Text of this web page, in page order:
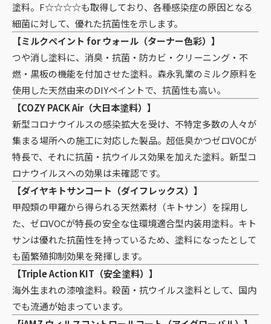
塗料。F☆☆☆☆も取得しており、各種感染症の原因となる
細菌に対して、優れた抗菌性を示します。
【ミルクペイント for ウォール（ターナー色彩）】
つや消し塗料に、消臭・抗菌・防カビ・クリーニング・不
燃・黒板の機能を付加させた塗料。森永乳業のミルク原料を
使用した天然由来のDIYペイントで、抗菌性も高い。
【COZY PACK Air（大日本塗料）】
新型コロナウイルスの感染拡大を受け、不特定多数の人々が
集まる場所への施工に対応した製品。超低臭かつゼロVOCが
特長で、それに抗菌・抗ウイルス効果を加えた塗料。新型コ
ロナウイルスへの効果は未確認です。
【ダイヤキトサンコート（ダイフレックス）】
甲殻類の甲羅から得られる天然素材（キトサン）を採用し
た、ゼロVOCが特長の安全な住環境適合型内装用塗料。キト
サンは優れた抗菌性を持っているため、塗料になったとして
も菌繁殖抑制効果を発揮します。
【Triple Action KIT（安全塗料）】
海外生まれの漆喰塗料。殺菌・抗ウイルス塗料として、国内
でも流通が始まっています。